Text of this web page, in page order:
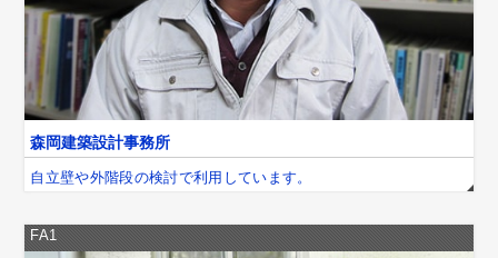
森岡建築設計事務所
自立壁や外階段の検討で利用しています。
FA1